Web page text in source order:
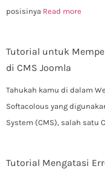
posisinya Read more
Tutorial untuk
di CMS Joomla
Tahukah kamu di dalam
Softacolous yang
System (CMS), salah satu
Tutorial Mengatasi